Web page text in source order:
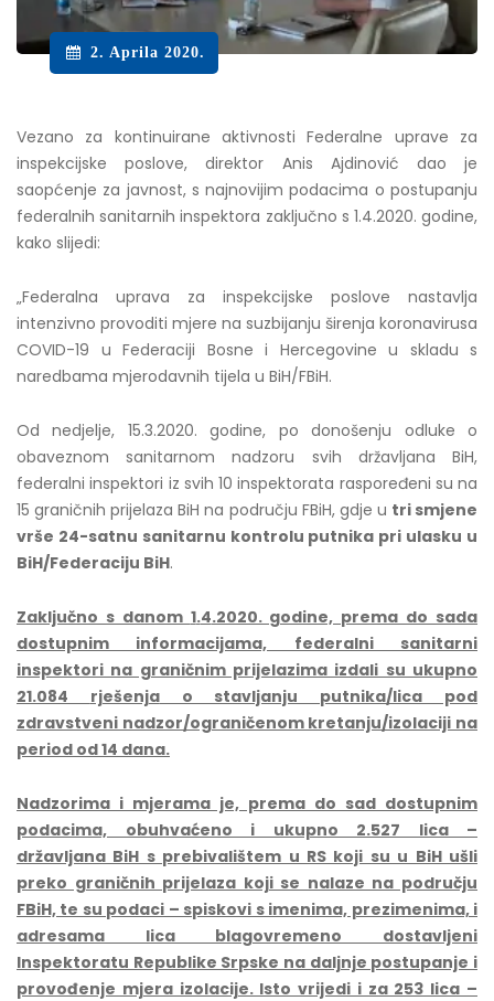
2. Aprila 2020.
Vezano za kontinuirane aktivnosti Federalne uprave za
inspekcijske poslove, direktor Anis Ajdinović dao je
saopćenje za javnost, s najnovijim podacima o postupanju
federalnih sanitarnih inspektora zaključno s 1.4.2020. godine,
kako slijedi:
„Federalna uprava za inspekcijske poslove nastavlja
intenzivno provoditi mjere na suzbijanju širenja koronavirusa
COVID-19 u Federaciji Bosne i Hercegovine u skladu s
naredbama mjerodavnih tijela u BiH/FBiH.
Od nedjelje, 15.3.2020. godine, po donošenju odluke o
obaveznom sanitarnom nadzoru svih državljana BiH,
federalni inspektori iz svih 10 inspektorata raspoređeni su na
15 graničnih prijelaza BiH na području FBiH, gdje u tri smjene
vrše 24-satnu sanitarnu kontrolu putnika pri ulasku u
BiH/Federaciju BiH.
Zaključno s danom 1.4.2020. godine, prema do sada
dostupnim informacijama, federalni sanitarni
inspektori na graničnim prijelazima izdali su ukupno
21.084 rješenjao stavljanju putnika/lica pod
zdravstveni nadzor/ograničenom kretanju/izolaciji na
period od 14 dana.
Nadzorima i mjerama je, prema do sad dostupnim
podacima, obuhvaćeno i ukupno 2.527 lica –
državljana BiH s prebivalištem u RS koji su u BiH ušli
preko graničnih prijelaza koji se nalaze na području
FBiH, te su podaci – spiskovi s imenima, prezimenima, i
adresama lica blagovremeno dostavljeni
Inspektoratu Republike Srpske na daljnje postupanje i
provođenje mjera izolacije. Isto vrijedi i za 253 lica –